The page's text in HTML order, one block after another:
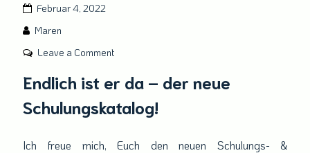
Februar 4, 2022
Maren
Leave a Commenton
ist
er
–
Endlich ist er da – der neue
Schulungskatalog!
Ich freue mich, Euch den neuen Schulungs- &